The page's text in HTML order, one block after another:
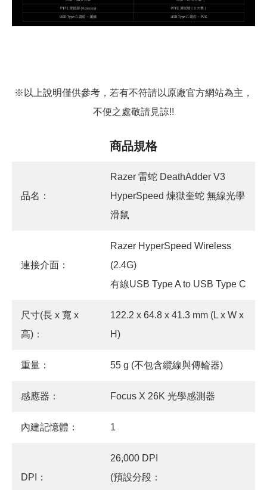
※以上說明僅供參考，若有不符請以原廠官方網站為主，
不便之處敬請見諒!!
商品規格
品名：
Razer 雷蛇 DeathAdder V3
HyperSpeed 煉獄奎蛇 無線光學
滑鼠
連接介面：
Razer HyperSpeed Wireless
(2.4G)
有線USB Type A to USB Type C
尺寸(長 x 寬 x
高)：
122.2 x 64.8 x 41.3 mm (L x W x
H)
重量： 55 g (不包含纜線與傳輪器)
感應器： Focus X 26K 光學感測器
內建記憶體： 1
DPI：
26,000 DPI
(預設分段：